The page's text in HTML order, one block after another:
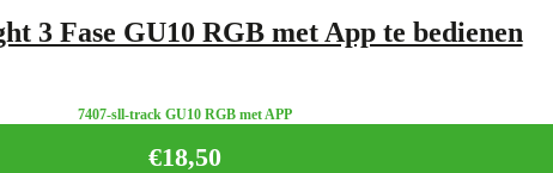
3 Fase GU10 RGB met App te bedienen
7407-sll-track GU10 RGB met APP
€18,50